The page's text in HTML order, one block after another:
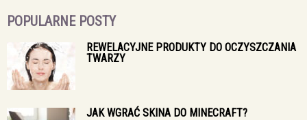
POPULARNE POSTY
REWELACYJNE PRODUKTY DO OCZYSZCZANIA
TWARZY
JAK WGRAĆ SKINA DO MINECRAFT?